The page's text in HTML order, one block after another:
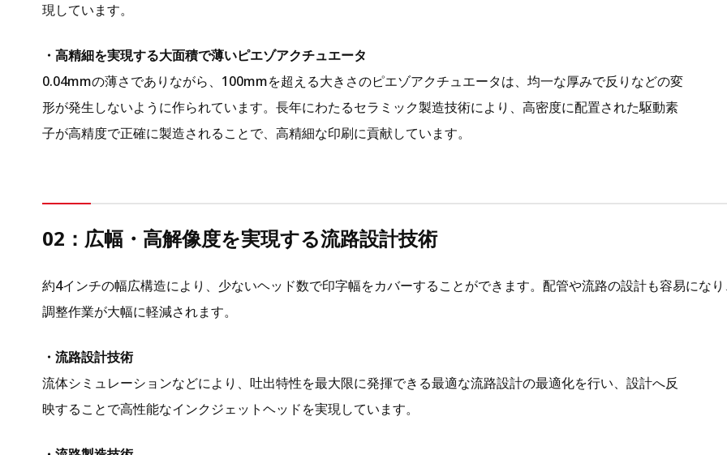
現しています。
・高精細を実現する大面積で薄いピエゾアクチュエータ
0.04mmの薄さでありながら、100mmを超える大きさのピエゾアクチュエータは、均一な厚みで反りなどの変
形が発生しないように作られています。長年にわたるセラミック製造技術により、高密度に配置された駆動素
子が高精度で正確に製造されることで、高精細な印刷に貢献しています。
02：広幅・高解像度を実現する流路設計技術
約4インチの幅広構造により、少ないヘッド数で印字幅をカバーすることができます。配管や流路の設計も容易にな
調整作業が大幅に軽減されます。
・流路設計技術
流体シミュレーションなどにより、吐出特性を最大限に発揮できる最適な流路設計の最適化を行い、設計へ反
映することで高性能なインクジェットヘッドを実現しています。